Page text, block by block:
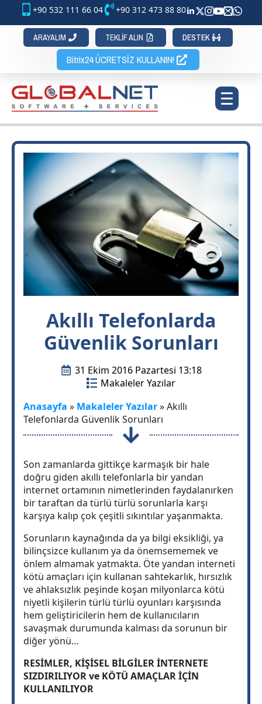
+90 532 111 66 04 +90 312 473 88 80
ARAYALIM TEKLİF ALIN DESTEK
Bitrix24 ÜCRETSİZ KULLANIN!
Akıllı Telefonlarda
Güvenlik Sorunları
31 Ekim 2016 Pazartesi 13:18
Makaleler Yazılar
Anasayfa » Makaleler Yazılar»Akıllı
Telefonlarda Güvenlik Sorunları
Son zamanlarda gittikçe karmaşık bir hale
doğru giden akıllı telefonlarla bir yandan
internet ortamının nimetlerinden faydalanırken
bir taraftan da türlü türlü sorunlarla karşı
karşıya kalıp çok çeşitli sıkıntılar yaşanmakta.
Sorunların kaynağında da ya bilgi eksikliği, ya
bilinçsizce kullanım ya da önemsememek ve
önlem almamak yatmakta. Öte yandan interneti
kötü amaçları için kullanan sahtekarlık, hırsızlık
ve ahlaksızlık peşinde koşan milyonlarca kötü
niyetli kişilerin türlü türlü oyunları karşısında
hem geliştiricilerin hem de kullanıcıların
savaşmak durumunda kalması da sorunun bir
diğer yönü…
RESİMLER, KİŞİSEL BİLGİLER İNTERNETE
SIZDIRILIYOR ve KÖTÜ AMAÇLAR İÇİN
KULLANILIYOR